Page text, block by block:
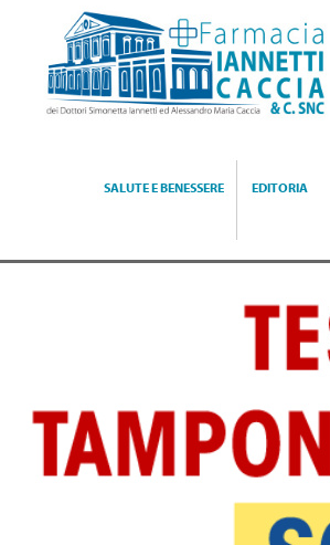
Farmacia
Iannetti
SALUTE E BENESSERE EDITORIA